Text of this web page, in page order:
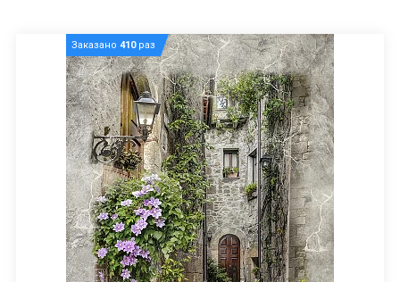
Заказано 410раз